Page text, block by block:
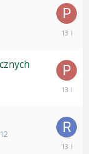
30
30
13